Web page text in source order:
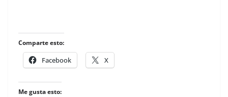
Comparte esto:
Facebook X
Me gusta esto: